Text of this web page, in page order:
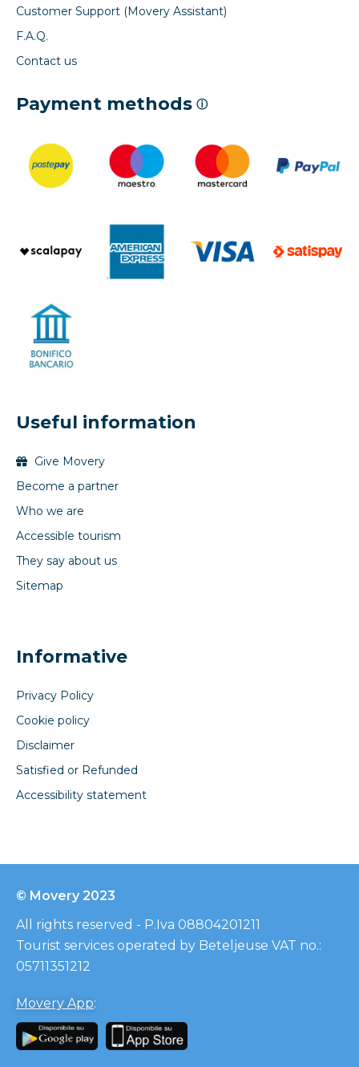
Customer Support (Movery Assistant)
F.A.Q.
Contact us
Payment methods ⓘ
Useful information
Give Movery
Become a partner
Who we are
Accessible tourism
They say about us
Sitemap
Informative
Privacy Policy
Cookie policy
Disclaimer
Satisfied or Refunded
Accessibility statement
© Movery 2023
All rights reserved - P.Iva 08804201211
Tourist services operated by Beteljeuse VAT no.:
05711351212
Movery App: